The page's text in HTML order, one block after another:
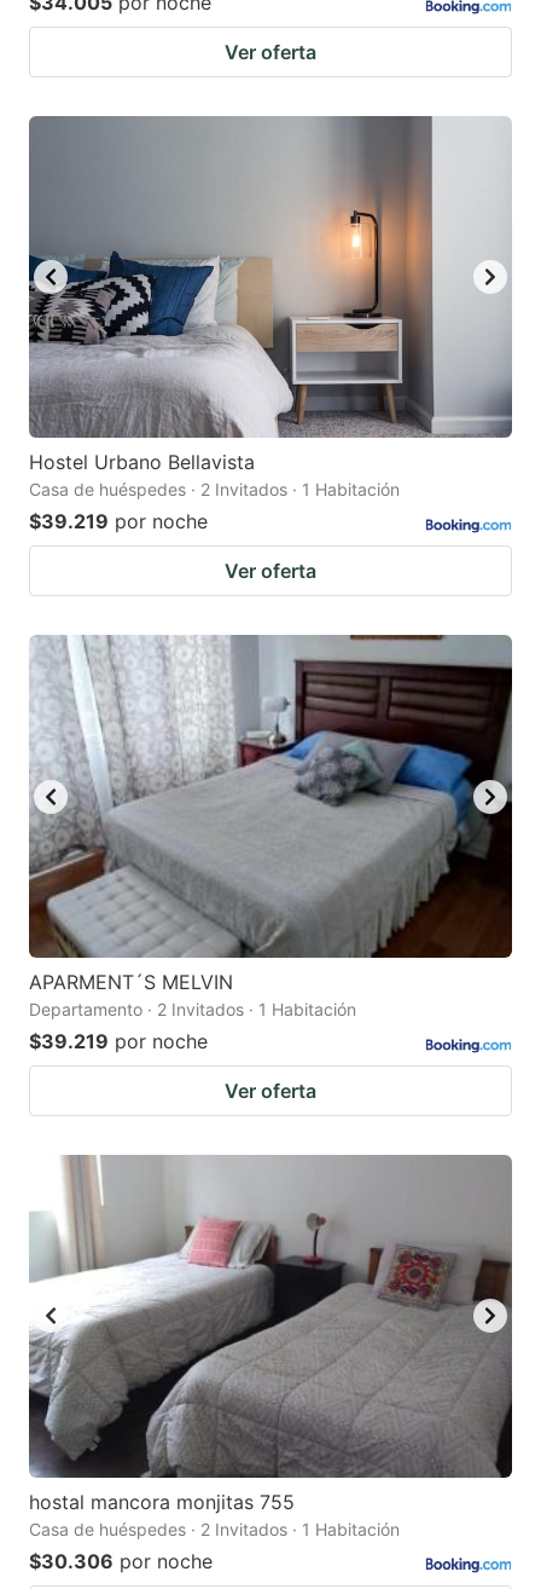
Ver oferta
Hostel Urbano Bellavista
Casa de huéspedes · 2 Invitados · 1 Habitación
$39.219 por noche
Ver oferta
APARMENT´S MELVIN
Departamento · 2 Invitados · 1 Habitación
$39.219 por noche
Ver oferta
hostal mancora monjitas 755
Casa de huéspedes · 2 Invitados · 1 Habitación
$30.306 por noche